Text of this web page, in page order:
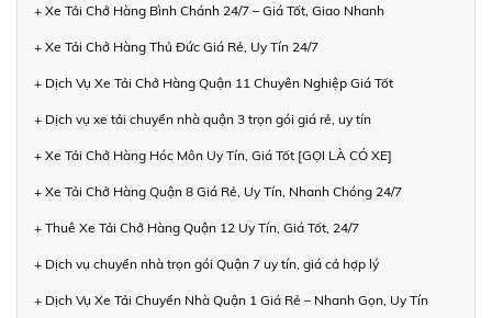
+ Xe Tải Chở Hàng Bình Chánh 24/7 – Giá Tốt, Giao Nhanh
+ Xe Tải Chở Hàng Thủ Đức Giá Rẻ, Uy Tín 24/7
+ Dịch Vụ Xe Tải Chở Hàng Quận 11 Chuyên Nghiệp Giá Tốt
+ Dịch vụ xe tải chuyển nhà quận 3 trọn gói giá rẻ, uy tín
+ Xe Tải Chở Hàng Hóc Môn Uy Tín, Giá Tốt [GỌI LÀ CÓ XE]
+ Xe Tải Chở Hàng Quận 8 Giá Rẻ, Uy Tín, Nhanh Chóng 24/7
+ Thuê Xe Tải Chở Hàng Quận 12 Uy Tín, Giá Tốt, 24/7
+ Dịch vụ chuyển nhà trọn gói Quận 7 uy tín, giá cả hợp lý
+ Dịch Vụ Xe Tải Chuyển Nhà Quận 1 Giá Rẻ – Nhanh Gọn, Uy Tín